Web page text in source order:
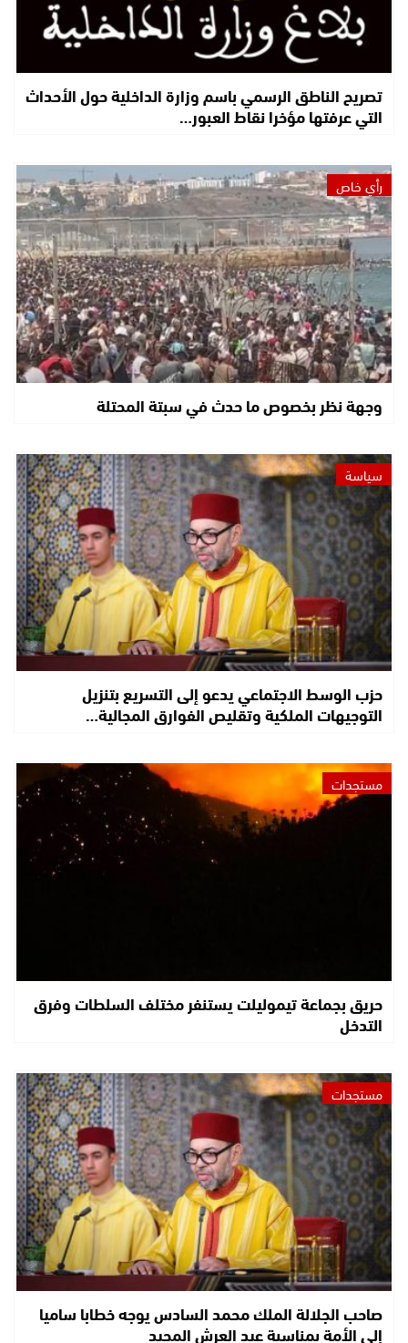
تصريح الناطق الرسمي باسم وزارة الداخلية حول الأحداث
التي عرفتها مؤخرا نقاط العبور…
رأي خاص
وجهة نظر بخصوص ما حدث في سبتة المحتلة
سياسة
حزب الوسط الاجتماعي يدعو إلى التسريع بتنزيل
التوجيهات الملكية وتقليص الفوارق المجالية…
مستجدات
حريق بجماعة تيموليلت يستنفر مختلف السلطات وفرق
التدخل
مستجدات
صاحب الجلالة الملك محمد السادس يوجه خطابا ساميا
إلى الأمة بمناسبة عيد العرش المجيد